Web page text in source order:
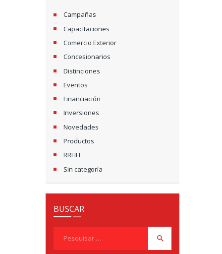
Campañas
Capacitaciones
Comercio Exterior
Concesionarios
Distinciones
Eventos
Financiación
Inversiones
Novedades
Productos
RRHH
Sin categoría
BUSCAR